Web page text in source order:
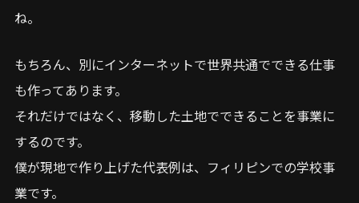
ね。
もちろん、別にインターネットで世界共通でできる仕事
も作ってあります。
それだけではなく、移動した土地でできることを事業に
するのです。
僕が現地で作り上げた代表例は、フィリピンでの学校事
業です。